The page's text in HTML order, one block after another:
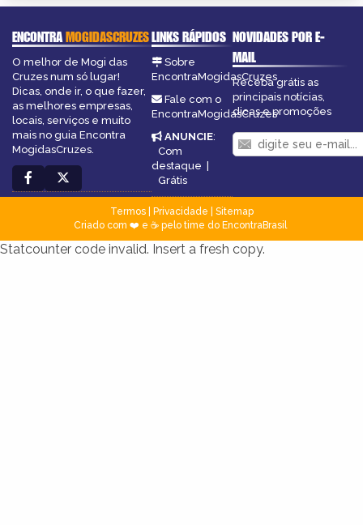
ENCONTRAMOGIDASCRUZES
O melhor de Mogi das
Cruzes num só lugar!
Dicas, onde ir, o que fazer,
as melhores empresas,
locais, serviços e muito
mais no guia Encontra
MogidasCruzes.
LINKS RÁPIDOS
Sobre
EncontraMogidasCruzes
Fale com o
EncontraMogidasCruzes
ANUNCIE:
Com
destaque |
Grátis
NOVIDADES POR E-
MAIL
Receba grátis as
principais notícias,
dicas e promoções
Termos| Privacidade
Sitemap
Criado com ❤️ e ☕ pelo time do EncontraBrasil
Statcounter code invalid. Insert a fresh copy.